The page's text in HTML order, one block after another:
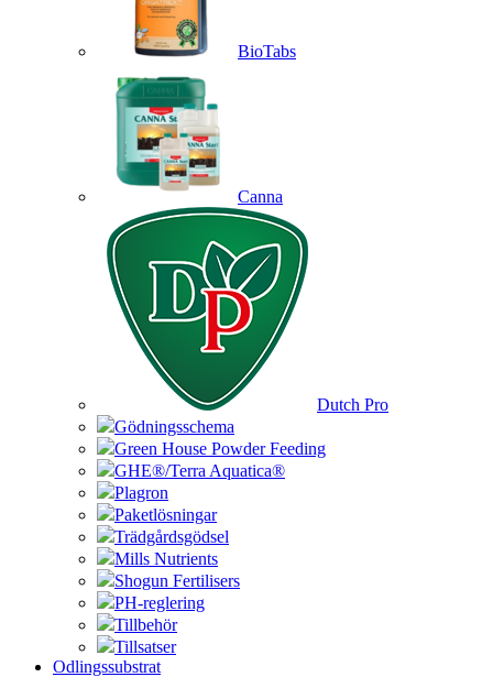
BioTabs
Canna
Dutch Pro
Gödningsschema
Green House Powder Feeding
GHE®/Terra Aquatica®
Plagron
Paketlösningar
Trädgårdsgödsel
Mills Nutrients
Shogun Fertilisers
PH-reglering
Tillbehör
Tillsatser
Odlingssubstrat